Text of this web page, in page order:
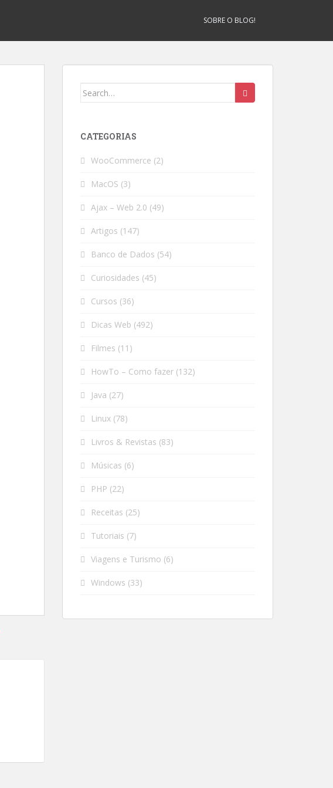
SOBRE O BLOG!
Search
CATEGORIAS
WooCommerce (2)
MacOS (3)
Ajax – Web 2.0 (49)
Artigos (147)
Banco de Dados (54)
Curiosidades (45)
Cursos (36)
Dicas Web (492)
Filmes (11)
HowTo – Como fazer (132)
Java (27)
Linux (78)
Livros & Revistas (83)
Músicas (6)
PHP (22)
Receitas (25)
Tutoriais (7)
Viagens e Turismo (6)
Windows (33)